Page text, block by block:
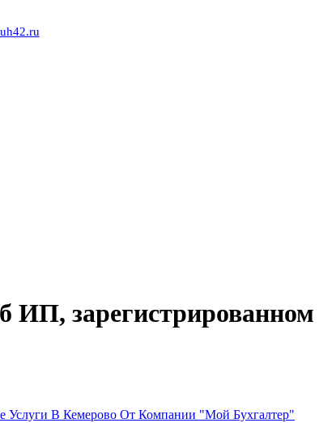
ИП, зарегистрированном
Услуги В Кемерово От Компании "Мой Бухгалтер"